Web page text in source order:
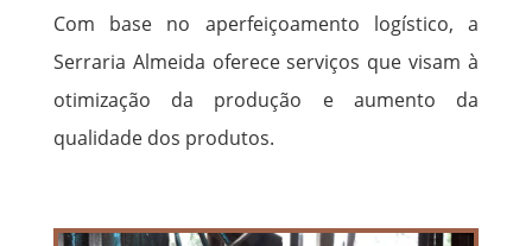
Com base no aperfeiçoamento logístico, a
Serraria Almeida oferece serviços que visam à
otimização da produção e aumento da
qualidade dos produtos.